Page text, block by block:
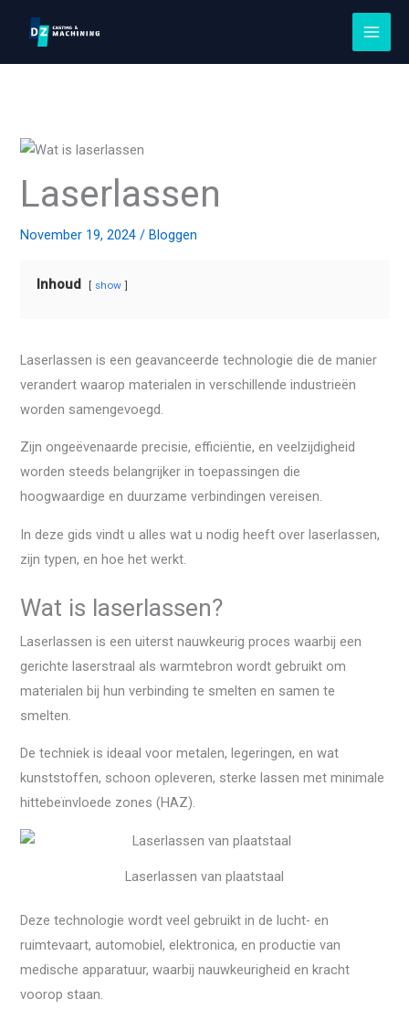
de
Laserlassen
November 19, 2024/Bloggen
Inhoud show
Laserlassen is een geavanceerde technologie die de manier
verandert waarop materialen in verschillende industrieën
worden samengevoegd.
Zijn ongeëvenaarde precisie, efficiëntie, en veelzijdigheid
worden steeds belangrijker in toepassingen die
hoogwaardige en duurzame verbindingen vereisen.
In deze gids vindt u alles wat u nodig heeft over laserlassen,
zijn typen, en hoe het werkt.
Wat is laserlassen?
Laserlassen is een uiterst nauwkeurig proces waarbij een
gerichte laserstraal als warmtebron wordt gebruikt om
materialen bij hun verbinding te smelten en samen te
smelten.
De techniek is ideaal voor metalen, legeringen, en wat
kunststoffen, schoon opleveren, sterke lassen met minimale
hittebeïnvloede zones (HAZ).
Laserlassen van plaatstaal
Deze technologie wordt veel gebruikt in de lucht- en
ruimtevaart, automobiel, elektronica, en productie van
medische apparatuur, waarbij nauwkeurigheid en kracht
voorop staan.